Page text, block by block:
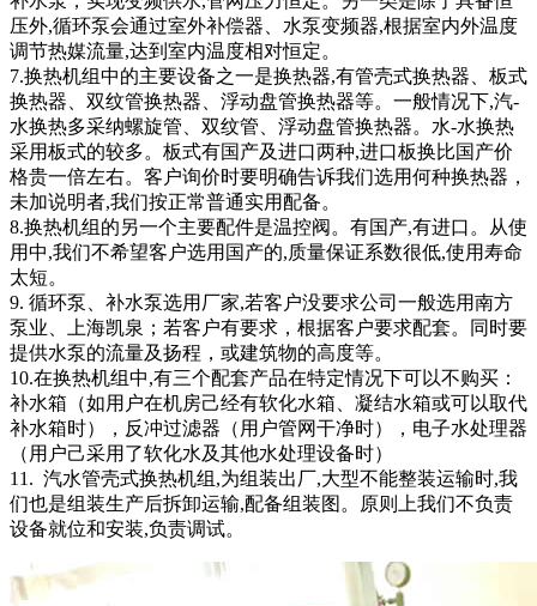
压外,循环泵会通过室外补偿器、水泵变频器,根据室内外温度
调节热媒流量,达到室内温度相对恒定。
7.换热机组中的主要设备之一是换热器,有管壳式换热器、板式
换热器、双纹管换热器、浮动盘管换热器等。一般情况下,汽-
水换热多采纳螺旋管、双纹管、浮动盘管换热器。水-水换热
采用板式的较多。板式有国产及进口两种,进口板换比国产价
格贵一倍左右。客户询价时要明确告诉我们选用何种换热器，
未加说明者,我们按正常普通实用配备。
8.换热机组的另一个主要配件是温控阀。有国产,有进口。从使
用中,我们不希望客户选用国产的,质量保证系数很低,使用寿命
太短。
9. 循环泵、补水泵选用厂家,若客户没要求公司一般选用南方
泵业、上海凯泉；若客户有要求，根据客户要求配套。同时要
提供水泵的流量及扬程，或建筑物的高度等。
10.在换热机组中,有三个配套产品在特定情况下可以不购买：
补水箱（如用户在机房己经有软化水箱、凝结水箱或可以取代
补水箱时），反冲过滤器（用户管网干净时），电子水处理器
（用户己采用了软化水及其他水处理设备时）
11. 汽水管壳式换热机组,为组装出厂,大型不能整装运输时,我
们也是组装生产后拆卸运输,配备组装图。原则上我们不负责
设备就位和安装,负责调试。